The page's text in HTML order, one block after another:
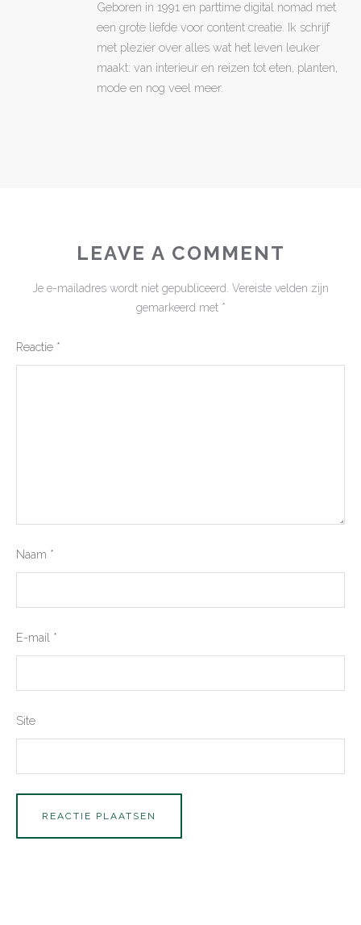
Geboren in 1991 en parttime digital nomad met
een grote liefde voor content creatie. Ik schrijf
met plezier over alles wat het leven leuker
maakt: van interieur en reizen tot eten, planten,
mode en nog veel meer.
LEAVE A COMMENT
Je e-mailadres wordt niet gepubliceerd. Vereiste velden zijn
gemarkeerd met *
Reactie *
Naam *
E-mail *
Site